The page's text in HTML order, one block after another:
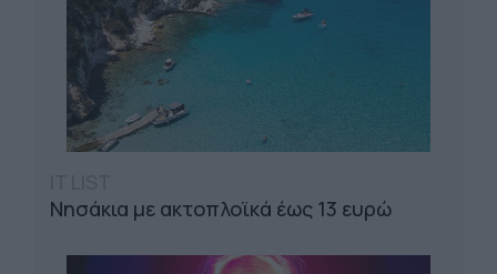
Νησάκια με ακτοπλοϊκά έως 13 ευρώ